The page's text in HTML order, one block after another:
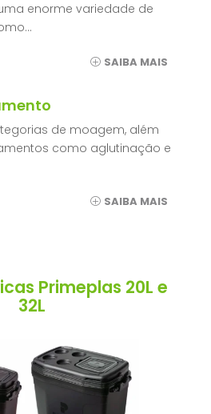
enorme variedade de
SAIBA MAIS
de moagem, além
como aglutinação e
SAIBA MAIS
Primeplas 20L e
32L